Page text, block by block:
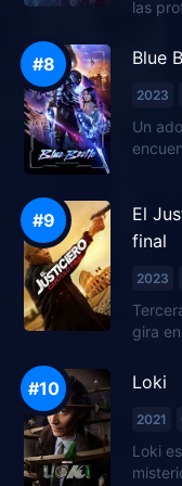
las
caos
Blue
2023
Un
El
final
2023
gira
Loki
2021
Loki